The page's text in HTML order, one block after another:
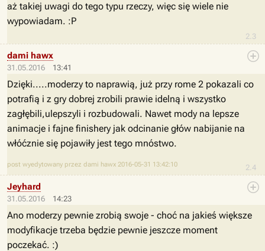
2.3
aż takiej uwagi do tego typu rzeczy, więc się wiele nie
wypowiadam. :P
31.05.2016 13:41
2.4
dami hawx
Dzięki.....moderzy to naprawią, już przy rome 2 pokazali co
potrafią i z gry dobrej zrobili prawie idelną i wszystko
zagłębili,ulepszyli i rozbudowali. Nawet mody na lepsze
animacje i fajne finishery jak odcinanie głów nabijanie na
włóćznie się pojawiły jest tego mnóstwo.
post wyedytowany przez dami hawx 2016-05-31 13:42:10
31.05.2016 14:23
Jeyhard
Ano moderzy pewnie zrobią swoje - choć na jakieś większe
modyfikacje trzeba będzie pewnie jeszcze moment
poczekać. :)